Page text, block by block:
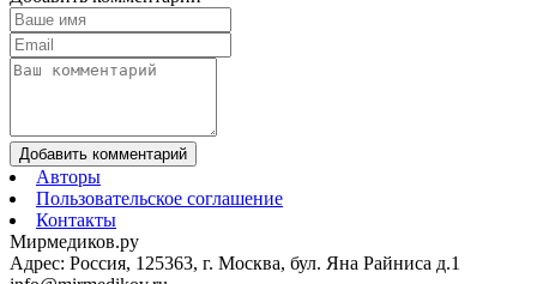
Добавить комментарий
Авторы
Пользовательское соглашение
Контакты
Мирмедиков.ру
Адрес: Россия, 125363, г. Москва, бул. Яна Райниса д.1